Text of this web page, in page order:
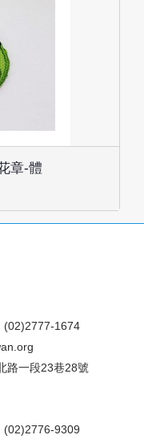
章-體
1674
路一段23巷28號
9309